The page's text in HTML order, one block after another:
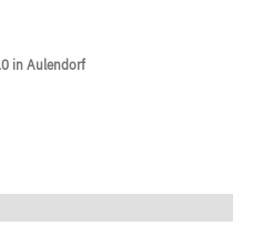
in Aulendorf